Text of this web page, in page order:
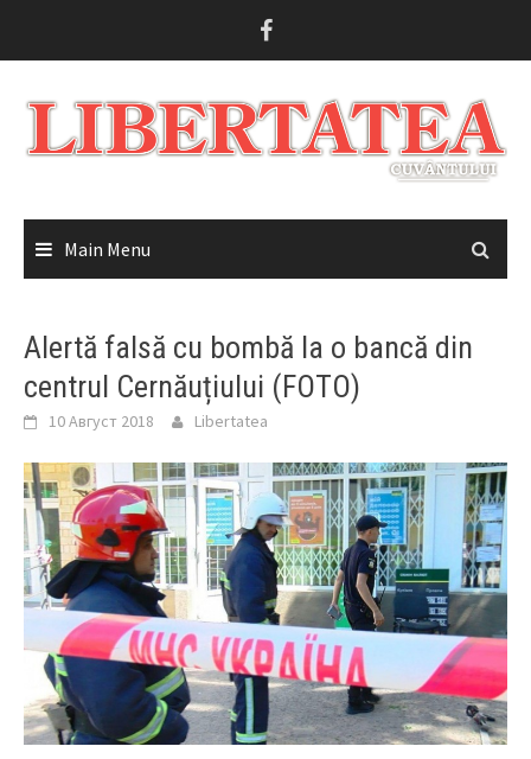
Main Menu
Alertă falsă cu bombă la o bancă din
centrul Cernăuțiului (FOTO)
10 Август 2018 Libertatea